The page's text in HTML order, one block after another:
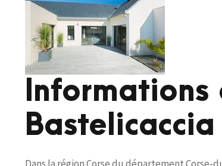
Informations
Bastelicaccia
Dans la région Corse du département Corse-